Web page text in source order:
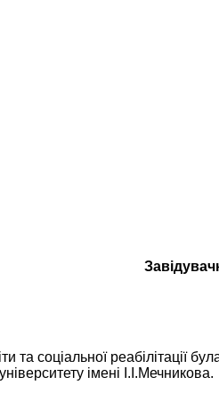
та соціальної реабілітації
імені І.І.Мечникова.